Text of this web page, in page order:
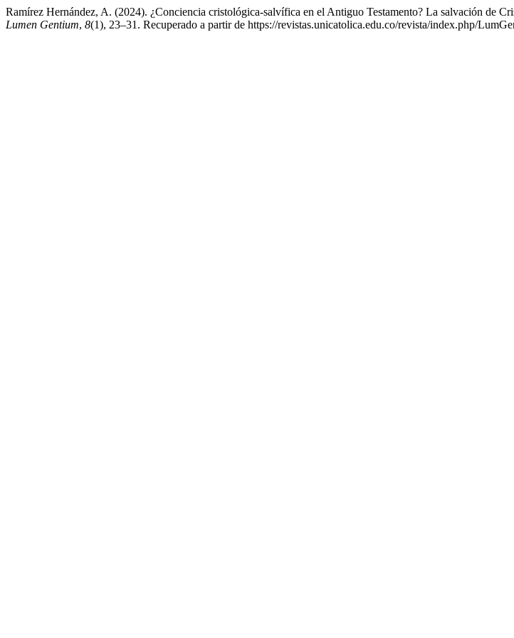
Ramírez Hernández, A. (2024). ¿Conciencia cristológica-salvífica en el Antiguo Testamento? La salvación de
Lumen Gentium, 8(1), 23–31. Recuperado a partir de https://revistas.unicatolica.edu.co/revista/index.php/